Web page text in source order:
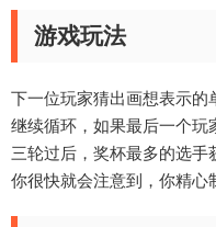
游戏玩法
下一位玩家猜出画想表示的
继续循环，如果最后一个玩
三轮过后，奖杯最多的选手
你很快就会注意到，你精